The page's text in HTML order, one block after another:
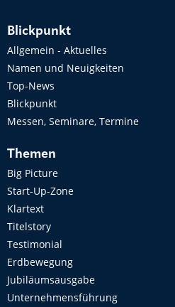
Blickpunkt
Allgemein - Aktuelles
Namen und Neuigkeiten
Top-News
Blickpunkt
Messen, Seminare, Termine
Themen
Big Picture
Start-Up-Zone
Klartext
Titelstory
Testimonial
Erdbewegung
Jubiläumsausgabe
Unternehmensführung